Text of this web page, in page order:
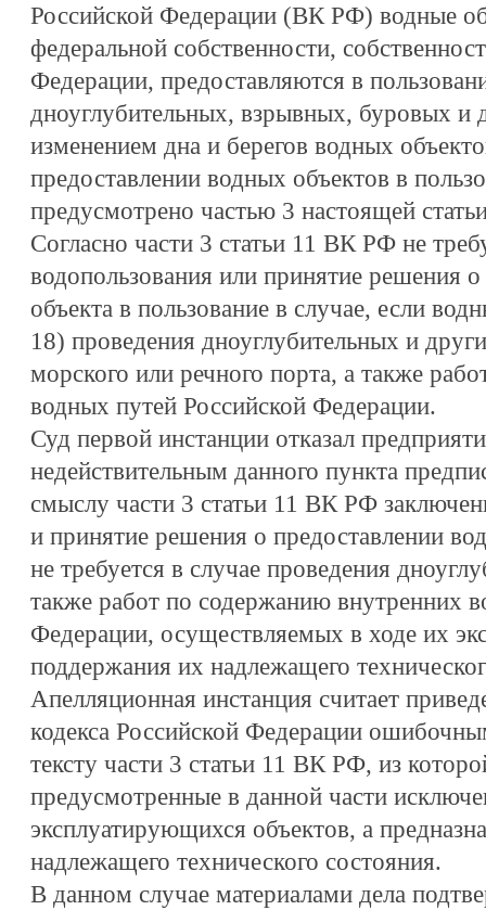
Российской Федерации (ВК РФ) водные
федеральной собственности,
Федерации, предоставляются в
дноуглубительных, взрывных, буровых и
изменением дна и берегов водных
предоставлении водных объектов в
предусмотрено частью 3 настоящей
Согласно части 3 статьи 11 ВК РФ не
водопользования или принятие решения
объекта в пользование в случае, если
18) проведения дноуглубительных и
морского или речного порта, а также
водных путей Российской Федерации.
Суд первой инстанции отказал
недействительным данного пункта
смыслу части 3 статьи 11 ВК РФ
и принятие решения о предоставлении
не требуется в случае проведения
также работ по содержанию внутренних
Федерации, осуществляемых в ходе их
поддержания их надлежащего
Апелляционная инстанция считает
кодекса Российской Федерации
тексту части 3 статьи 11 ВК РФ, из
предусмотренные в данной части
эксплуатирующихся объектов, а
надлежащего технического состояния.
В данном случае материалами дела